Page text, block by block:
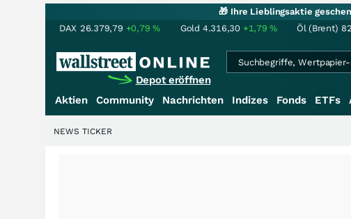
🎁 Ihre Lieblingsaktie
DAX 26.379,79 +0,79% Gold 4.316,30 +1,79% Öl (Brent)
Depot eröffnen
Aktien Community Nachrichten Indizes Fonds ETFs
NEWS TICKER